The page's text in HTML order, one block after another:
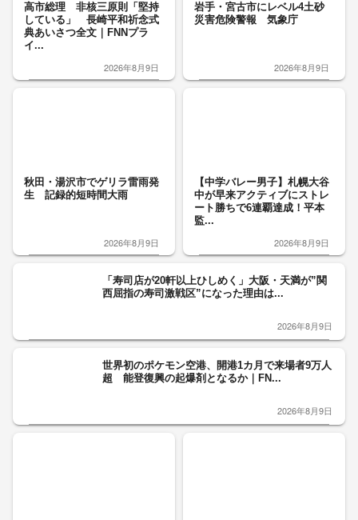
高市総理 非核三原則「堅持
している」 長崎平和祈念式
典あいさつ全文｜FNNプラ
イ...
2026年8月9日
岩手・宮古市にレベル4土砂
災害危険警報 気象庁
2026年8月9日
秋田・湯沢市でゲリラ雷雨発
生 記録的短時間大雨
2026年8月9日
【中学バレー男子】札幌大谷
中が早来アクティブにストレ
ート勝ちで6連覇達成！平本
監...
2026年8月9日
「寿司店が20軒以上ひしめく」大阪・天満が”関
西屈指の寿司激戦区”になった理由は...
2026年8月9日
世界初のポケモン空港、開港1カ月で来場者9万人
超 能登復興の起爆剤となるか｜FN...
2026年8月9日